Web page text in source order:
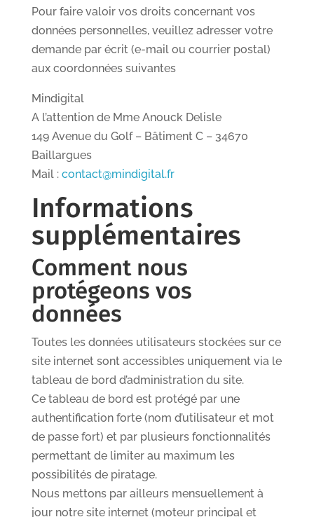
Pour faire valoir vos droits concernant vos
données personnelles, veuillez adresser votre
demande par écrit (e-mail ou courrier postal)
aux coordonnées suivantes
Mindigital
A l’attention de Mme Anouck Delisle
149 Avenue du Golf – Bâtiment C – 34670
Baillargues
Mail : contact@mindigital.fr
Informations
supplémentaires
Comment nous
protégeons vos
données
Toutes les données utilisateurs stockées sur ce
site internet sont accessibles uniquement via le
tableau de bord d’administration du site.
Ce tableau de bord est protégé par une
authentification forte (nom d’utilisateur et mot
de passe fort) et par plusieurs fonctionnalités
permettant de limiter au maximum les
possibilités de piratage.
Nous mettons par ailleurs mensuellement à
jour notre site internet (moteur principal et